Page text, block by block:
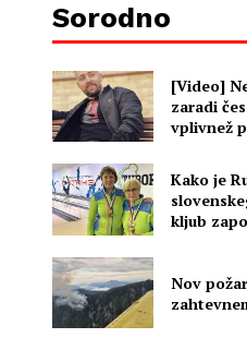
Sorodno
[Video]
zaradi
vplivnež
Kako je
kljub
Nov